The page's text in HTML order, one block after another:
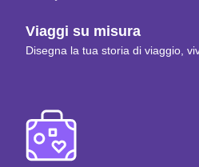
Viaggi su misura
Disegna la tua storia di viaggio,